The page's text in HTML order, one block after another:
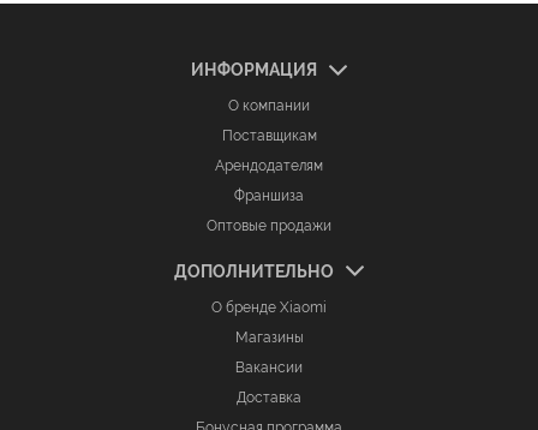
ИНФОРМАЦИЯ
О компании
Поставщикам
Арендодателям
Франшиза
Оптовые продажи
ДОПОЛНИТЕЛЬНО
О бренде Xiaomi
Магазины
Вакансии
Доставка